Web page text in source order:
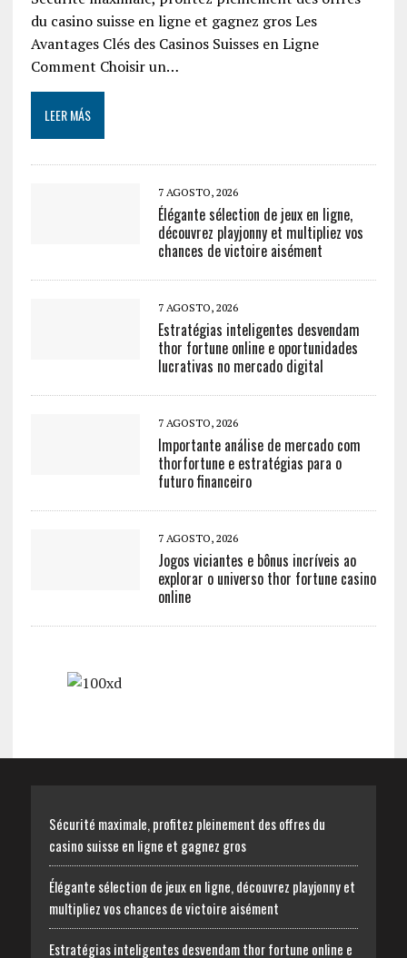
du casino suisse en ligne et gagnez gros Les
Avantages Clés des Casinos Suisses en Ligne
Comment Choisir un…
LEER MÁS
7 AGOSTO, 2026
Élégante sélection de jeux en ligne,
découvrez playjonny et multipliez vos
chances de victoire aisément
7 AGOSTO, 2026
Estratégias inteligentes desvendam
thor fortune online e oportunidades
lucrativas no mercado digital
7 AGOSTO, 2026
Importante análise de mercado com
thorfortune e estratégias para o
futuro financeiro
7 AGOSTO, 2026
Jogos viciantes e bônus incríveis ao
explorar o universo thor fortune casino
online
Sécurité maximale, profitez pleinement des offres du
casino suisse en ligne et gagnez gros
Élégante sélection de jeux en ligne, découvrez playjonny et
multipliez vos chances de victoire aisément
Estratégias inteligentes desvendam thor fortune online e